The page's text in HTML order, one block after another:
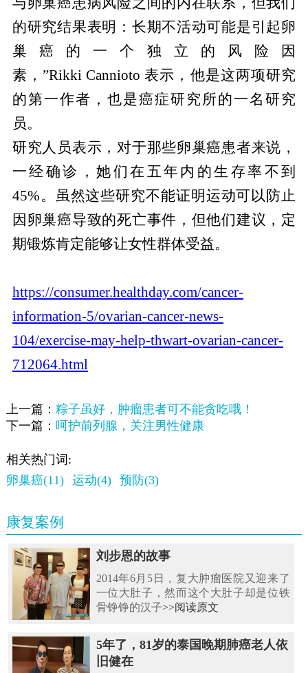
的研究结果表明：长期不活动可能是引起卵
巢癌的一个独立的风险因
素，”Rikki Cannioto 表示，他是这两项研究
的第一作者，也是癌症研究所的一名研究
员。
研究人员表示，对于那些卵巢癌患者来说，
一经确诊，她们在五年内的生存率不到
45%。虽然这些研究不能证明运动可以防止
因卵巢癌导致的死亡事件，但他们建议，定
期锻炼肯定能够让女性群体受益。
https://consumer.healthday.com/cancer-
information-5/ovarian-cancer-news-
104/exercise-may-help-thwart-ovarian-cancer-
712064.html
上一篇： 粽子虽好，肿瘤患者可不能贪吃哦！
下一篇： 呵护前列腺，关注男性健康
相关热门词:
卵巢癌(11)
运动(4) 预防(3)
康复案例
刘步恩的故事
2014年6月5日，复大肿瘤医院又迎来了
一位大肚子，然而这个大肚子却是位铁
骨铮铮的汉子>>阅读原文
5年了，81岁的泰国晚期肺癌老人依
旧健在